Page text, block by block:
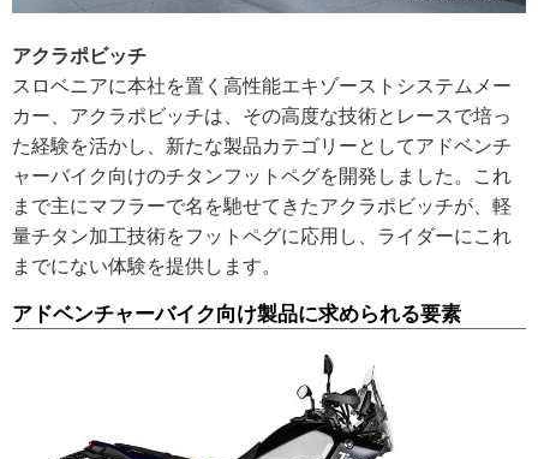
アクラポビッチ
スロベニアに本社を置く高性能エキゾーストシステムメー
カー、アクラポビッチは、その高度な技術とレースで培っ
た経験を活かし、新たな製品カテゴリーとしてアドベンチ
ャーバイク向けのチタンフットペグを開発しました。これ
まで主にマフラーで名を馳せてきたアクラポビッチが、軽
量チタン加工技術をフットペグに応用し、ライダーにこれ
までにない体験を提供します。
アドベンチャーバイク向け製品に求められる要素